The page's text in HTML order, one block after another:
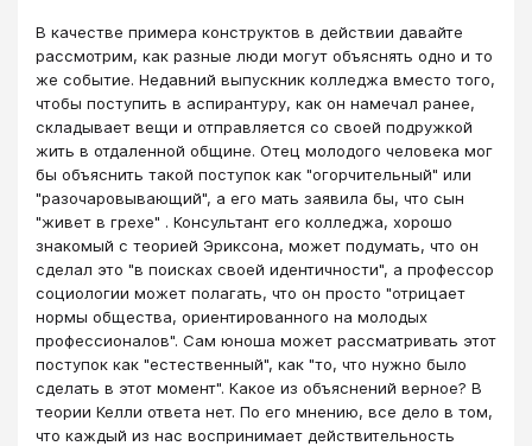
В качестве примера конструктов в действии давайте
рассмотрим, как разные люди могут объяснять одно и то
же событие. Недавний выпускник колледжа вместо того,
чтобы поступить в аспирантуру, как он намечал ранее,
складывает вещи и отправляется со своей подружкой
жить в отдаленной общине. Отец молодого человека мог
бы объяснить такой поступок как "огорчительный" или
"разочаровывающий", а его мать заявила бы, что сын
"живет в грехе" . Консультант его колледжа, хорошо
знакомый с теорией Эриксона, может подумать, что он
сделал это "в поисках своей идентичности", а профессор
социологии может полагать, что он просто "отрицает
нормы общества, ориентированного на молодых
профессионалов". Сам юноша может рассматривать этот
поступок как "естественный", как "то, что нужно было
сделать в этот момент". Какое из объяснений верное? В
теории Келли ответа нет. По его мнению, все дело в том,
что каждый из нас воспринимает действительность